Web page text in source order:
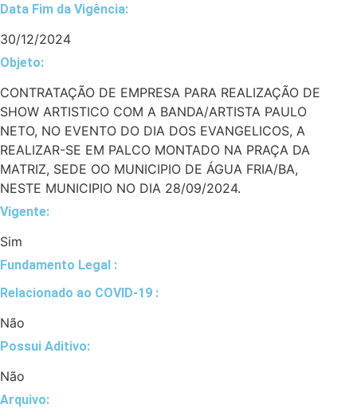
Data Fim da Vigência:
30/12/2024
Objeto:
CONTRATAÇÃO DE EMPRESA PARA REALIZAÇÃO DE
SHOW ARTISTICO COM A BANDA/ARTISTA PAULO
NETO, NO EVENTO DO DIA DOS EVANGELICOS, A
REALIZAR-SE EM PALCO MONTADO NA PRAÇA DA
MATRIZ, SEDE OO MUNICIPIO DE ÁGUA FRIA/BA,
NESTE MUNICIPIO NO DIA 28/09/2024.
Vigente:
Sim
Fundamento Legal :​
Relacionado ao COVID-19 :​
Não
Possui Aditivo:​
Não
Arquivo: